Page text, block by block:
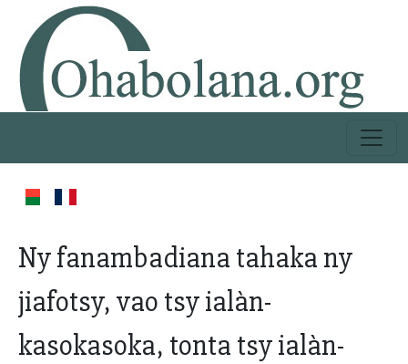
Ny fanambadiana tahaka ny
jiafotsy, vao tsy ialàn-
kasokasoka, tonta tsy ialàn-